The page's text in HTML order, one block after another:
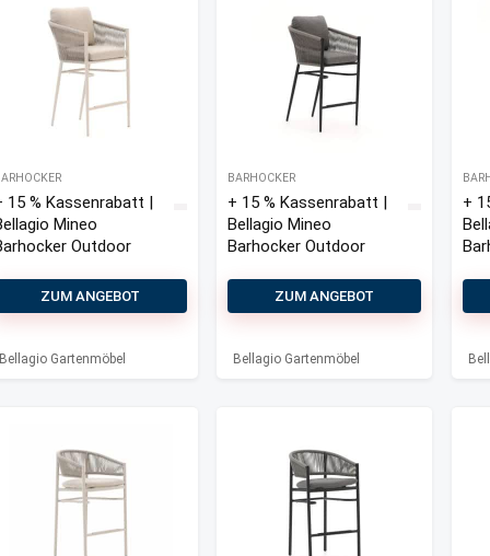
15 % Kassenrabatt |
Mineo
Outdoor
ZUM ANGEBOT
Bellagio Gartenmöbel
BARHOCKER
+ 15 % Kassenrabatt |
Bellagio Mineo
Barhocker Outdoor
ZUM ANGEBOT
Bellagio Gartenmöbel
+